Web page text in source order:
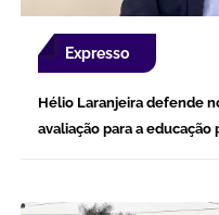
Expresso
Hélio Laranjeira defende
avaliação para a educação